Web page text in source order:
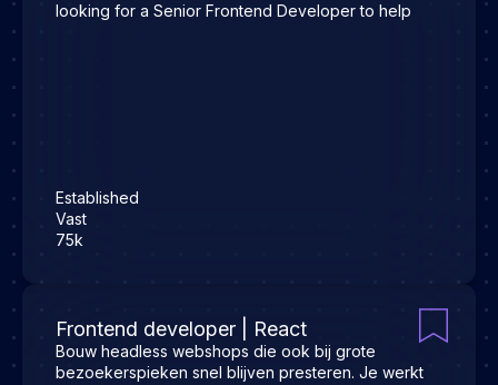
looking for a Senior Frontend Developer to help
Established
Vast
75k
Frontend developer | React
Bouw headless webshops die ook bij grote
bezoekerspieken snel blijven presteren. Je werkt